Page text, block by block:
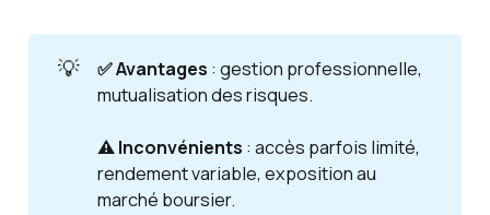
💡 ✅ Avantages : gestion professionnelle,
mutualisation des risques.
⚠️ Inconvénients : accès parfois limité,
rendement variable, exposition au
marché boursier.